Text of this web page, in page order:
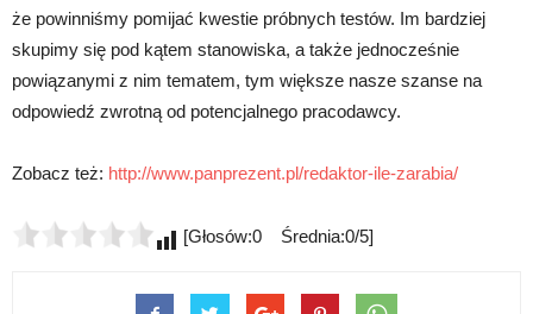
że powinniśmy pomijać kwestie próbnych testów. Im bardziej
skupimy się pod kątem stanowiska, a także jednocześnie
powiązanymi z nim tematem, tym większe nasze szanse na
odpowiedź zwrotną od potencjalnego pracodawcy.
Zobacz też: http://www.panprezent.pl/redaktor-ile-zarabia/
[Głosów:0 Średnia:0/5]